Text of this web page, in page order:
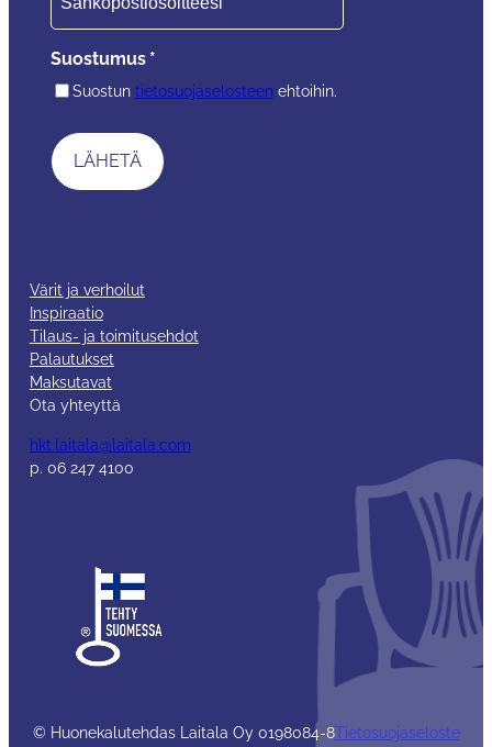
Suostumus *
Suostun tietosuojaselosteen ehtoihin.
Värit ja verhoilut
Inspiraatio
Tilaus- ja toimitusehdot
Palautukset
Maksutavat
Ota yhteyttä
hkt.laitala@laitala.com
p. 06 247 4100
© Huonekalutehdas Laitala Oy 0198084-8Tietosuojaseloste